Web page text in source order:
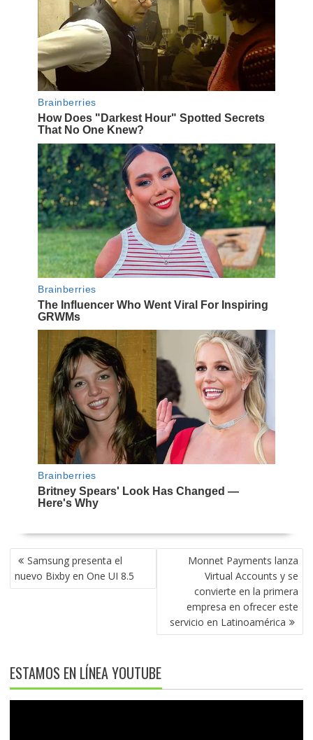
NAVEGACIÓN
DE
ENTRADAS
Samsung presenta el
nuevo Bixby en One UI 8.5
Monnet Payments lanza
Virtual Accounts y se
convierte en la primera
empresa en ofrecer este
servicio en Latinoamérica
ESTAMOS EN LÍNEA YOUTUBE